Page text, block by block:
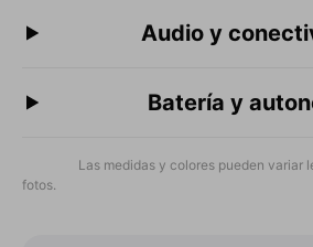
Audio y
Batería y
Las medidas y colores pueden variar
fotos.